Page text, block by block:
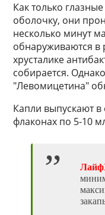
Как только
оболочку, они
несколько минут
обнаруживаются в
хрусталике
собирается.
"Левомицетина"
Капли выпускают в
флаконах по 5-10